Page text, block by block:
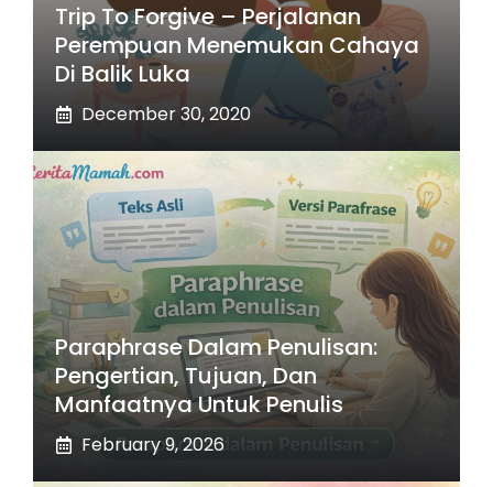
Trip To Forgive – Perjalanan
Perempuan Menemukan Cahaya
Di Balik Luka
December 30, 2020
Paraphrase Dalam Penulisan:
Pengertian, Tujuan, Dan
Manfaatnya Untuk Penulis
February 9, 2026